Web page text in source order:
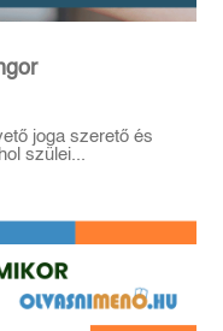
joga szerető és
szülei...